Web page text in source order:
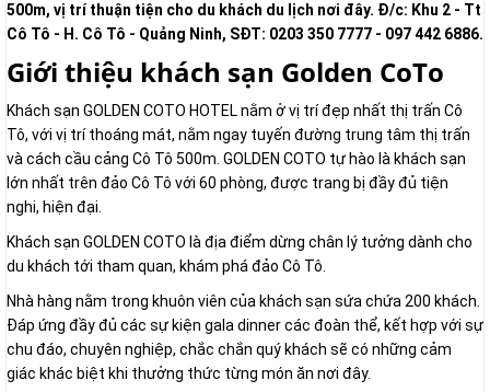
500m, vị trí thuận tiện cho du khách du lịch nơi đây. Đ/c: Khu 2 - Tt
Cô Tô - H. Cô Tô - Quảng Ninh, SĐT: 0203 350 7777 - 097 442 6886.
Giới thiệu khách sạn Golden CoTo
Khách sạn GOLDEN COTO HOTEL nằm ở vị trí đẹp nhất thị trấn Cô
Tô, với vị trí thoáng mát, nằm ngay tuyến đường trung tâm thị trấn
và cách cầu cảng Cô Tô 500m. GOLDEN COTO tự hào là khách sạn
lớn nhất trên đảo Cô Tô với 60 phòng, được trang bị đầy đủ tiện
nghi, hiện đại.
Khách sạn GOLDEN COTO là địa điểm dừng chân lý tưởng dành cho
du khách tới tham quan, khám phá đảo Cô Tô.
Nhà hàng nằm trong khuôn viên của khách sạn sứa chứa 200 khách.
Đáp ứng đầy đủ các sự kiện gala dinner các đoàn thể, kết hợp với sự
chu đáo, chuyên nghiệp, chắc chắn quý khách sẽ có những cảm
giác khác biệt khi thưởng thức từng món ăn nơi đây.